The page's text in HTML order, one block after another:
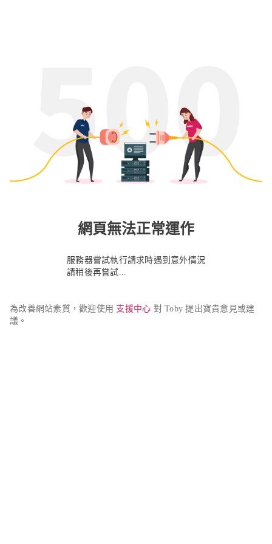
網頁無法正常運作
服務器嘗試執行請求時遇到意外情況
請稍後再嘗試...
為改善網站素質，歡迎使用 支援中心 對 Toby 提出寶貴意見或建
議。